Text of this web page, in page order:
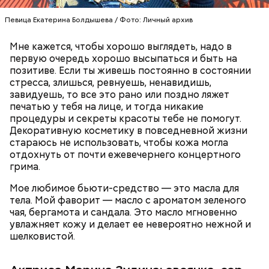
Певица Екатерина Болдышева / Фото: Личный архив
Мне кажется, чтобы хорошо выглядеть, надо в
первую очередь хорошо высыпаться и быть на
позитиве. Если ты живешь постоянно в состоянии
стресса, злишься, ревнуешь, ненавидишь,
завидуешь, то все это рано или поздно ляжет
печатью у тебя на лице, и тогда никакие
процедуры и секреты красоты тебе не помогут.
Декоративную косметику в повседневной жизни
стараюсь не использовать, чтобы кожа могла
отдохнуть от почти ежевечернего концертного
грима.
Мое любимое бьюти-средство — это масла для
тела. Мой фаворит — масло с ароматом зеленого
чая, бергамота и сандала. Это масло мгновенно
увлажняет кожу и делает ее невероятно нежной и
шелковистой.
Противень ставится в духовку, разогретую до 180–
190 градусов. Спагетти из кабачка нужно запекать
Уберут отеки и улучшат зрение:
о пользе кабачков
Кабачки, тушеные с курицей
майонез: три простых рецепта
Эндокринолог Куликова
польза сезонных овощей и
фруктов
Как выбрать дыню